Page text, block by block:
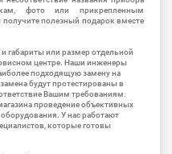
фото или прикрепленным
полезный подарок вместе
габариты или размер отдельной
центре. Наши инженеры
подходящую замену на
будут протестированы в
Вашим требованиям.
проведение объективных
У нас работают
которые готовы